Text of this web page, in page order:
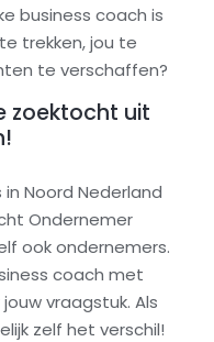
business coach is
trekken, jou te
te verschaffen?
zoektocht uit
Noord Nederland
Ondernemer
ook ondernemers.
coach met
vraagstuk. Als
zelf het verschil!